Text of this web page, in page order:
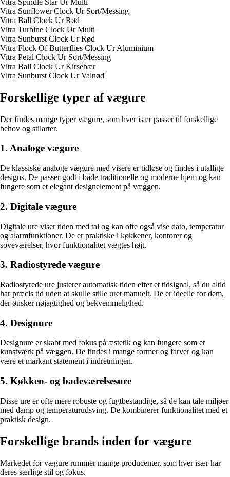
Vitra Sunflower Clock Ur Sort/Messing
Vitra Ball Clock Ur Rød
Vitra Turbine Clock Ur Multi
Vitra Sunburst Clock Ur Rød
Vitra Flock Of Butterflies Clock Ur Aluminium
Vitra Petal Clock Ur Sort/Messing
Vitra Ball Clock Ur Kirsebær
Vitra Sunburst Clock Ur Valnød
Forskellige typer af vægure
Der findes mange typer vægure, som hver især passer til forskellige
behov og stilarter.
1. Analoge vægure
De klassiske analoge vægure med visere er tidløse og findes i utallige
designs. De passer godt i både traditionelle og moderne hjem og kan
fungere som et elegant designelement på væggen.
2. Digitale vægure
Digitale ure viser tiden med tal og kan ofte også vise dato, temperatur
og alarmfunktioner. De er praktiske i køkkener, kontorer og
soveværelser, hvor funktionalitet vægtes højt.
3. Radiostyrede vægure
Radiostyrede ure justerer automatisk tiden efter et tidsignal, så du altid
har præcis tid uden at skulle stille uret manuelt. De er ideelle for dem,
der ønsker nøjagtighed og bekvemmelighed.
4. Designure
Designure er skabt med fokus på æstetik og kan fungere som et
kunstværk på væggen. De findes i mange former og farver og kan
være et markant statement i indretningen.
5. Køkken- og badeværelsesure
Disse ure er ofte mere robuste og fugtbestandige, så de kan tåle miljøer
med damp og temperaturudsving. De kombinerer funktionalitet med et
praktisk design.
Forskellige brands inden for vægure
Markedet for vægure rummer mange producenter, som hver især har
deres særlige stil og fokus.